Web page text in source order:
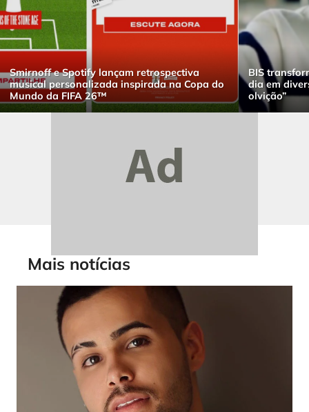
Smirnoff e Spotify lançam retrospectiva
musical personalizada inspirada na Copa do
Mundo da FIFA 26™
BIS
dia em
olvição”
Mais notícias